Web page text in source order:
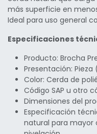
más superficie en
Ideal para uso general
Especificaciones
Producto: Brocha
Presentación:
Color: Cerda de
Código SAP u otro
Dimensiones del
Especificación
natural para mayor